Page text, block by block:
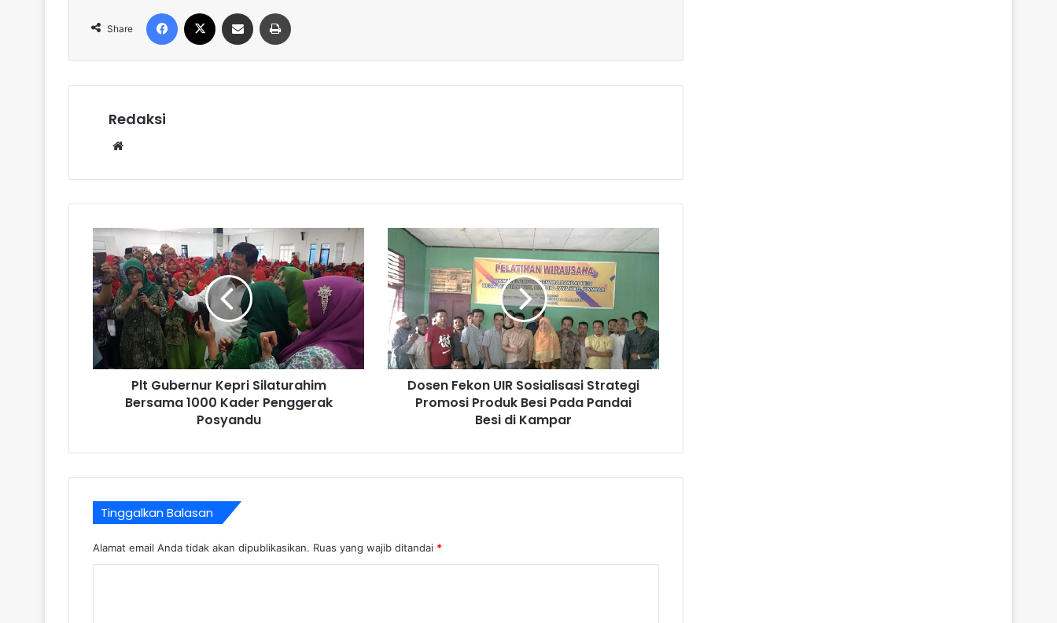
Share
Facebook Share via Email
Redaksi
Plt Gubernur Kepri Silaturahim
Bersama 1000 Kader Penggerak
Posyandu
Dosen Fekon UIR Sosialisasi Strategi
Promosi Produk Besi Pada Pandai
Besi di Kampar
Tinggalkan Balasan
Alamat email Anda tidak akan dipublikasikan. Ruas yang wajib ditandai *